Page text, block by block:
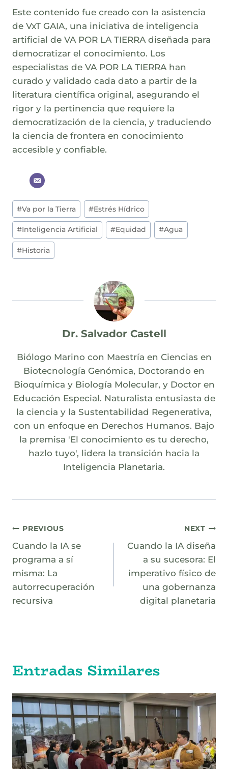
Este contenido fue creado con la asistencia
de VxT GAIA, una iniciativa de inteligencia
artificial de VA POR LA TIERRA diseñada para
democratizar el conocimiento. Los
especialistas de VA POR LA TIERRA han
curado y validado cada dato a partir de la
literatura científica original, asegurando el
rigor y la pertinencia que requiere la
democratización de la ciencia, y traduciendo
la ciencia de frontera en conocimiento
accesible y confiable.
Post
Tags:
#Va por la Tierra #Estrés Hídrico
#Inteligencia Artificial #Equidad #Agua
#Historia
Dr. Salvador Castell
Biólogo Marino con Maestría en Ciencias en
Biotecnología Genómica, Doctorando en
Bioquímica y Biología Molecular, y Doctor en
Educación Especial. Naturalista entusiasta de
la ciencia y la Sustentabilidad Regenerativa,
con un enfoque en Derechos Humanos. Bajo
la premisa 'El conocimiento es tu derecho,
hazlo tuyo', lidera la transición hacia la
Inteligencia Planetaria.
Navegación
de
entradas
PREVIOUS
Cuando la IA se
programa a sí
misma: La
autorrecuperación
recursiva
NEXT
Cuando la IA diseña
a su sucesora: El
imperativo físico de
una gobernanza
digital planetaria
Entradas Similares